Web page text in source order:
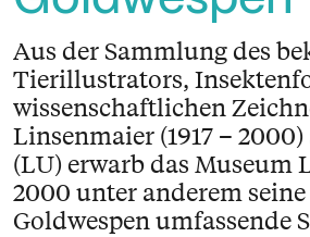
Aus der Sammlung des
Tierillustrators,
wissenschaftlichen
Linsenmaier (1917 –
(LU) erwarb das Museum
2000 unter anderem seine
Goldwespen umfassende